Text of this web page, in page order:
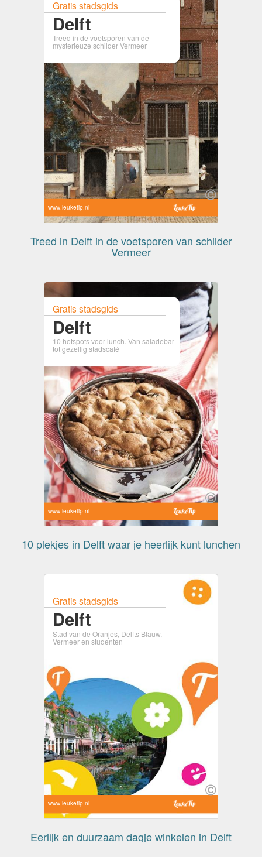
Gratis stadsgids
Delft
Treed in de voetsporen van de
mysterieuze schilder Vermeer
www.leuketip.nl
Treed in Delft in de voetsporen van schilder
Vermeer
Gratis stadsgids
Delft
10 hotspots voor lunch. Van saladebar
tot gezellig stadscafé
www.leuketip.nl
10 plekjes in Delft waar je heerlijk kunt lunchen
Gratis stadsgids
Delft
Stad van de Oranjes, Delfts Blauw,
Vermeer en studenten
www.leuketip.nl
Eerlijk en duurzaam dagje winkelen in Delft